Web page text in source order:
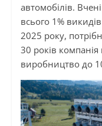
автомобілів.
всього 1%
2025 року,
30 років
виробництво до